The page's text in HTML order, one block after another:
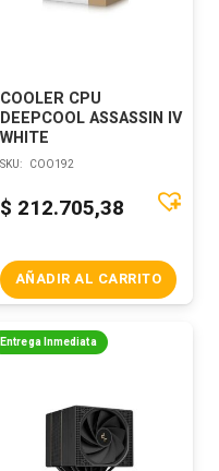
COOLER CPU
DEEPCOOL ASSASSIN IV
WHITE
SKU: COO192
$ 212.705,38
AÑADIR AL CARRITO
Entrega Inmediata